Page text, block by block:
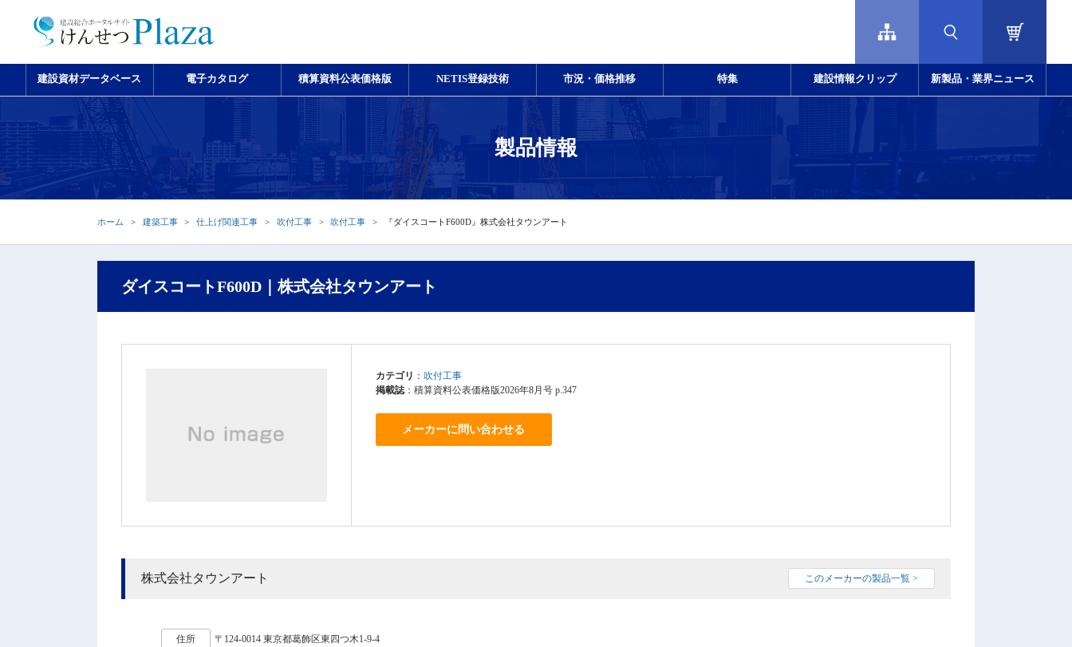
建設資材データベース 電子カタログ 積算資料公表価格版 NETIS登録技術 市況・価格推移 特集 建設情報クリップ 新製品・業界ニュース
製品情報
ホーム 建築工事 仕上げ関連工事 吹付工事 吹付工事 『ダイスコートF600D』株式会社タウンアート
ダイスコートF600D｜株式会社タウンアート
カテゴリ ： 吹付工事
掲載誌：積算資料公表価格版2026年8月号 p.347
メーカーに問い合わせる
株式会社タウンアート このメーカーの製品一覧 >
住所 〒124-0014 東京都葛飾区東四つ木1-9-4